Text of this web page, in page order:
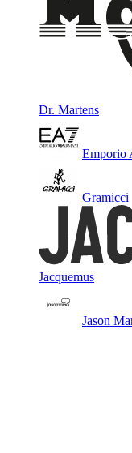
Dr. Martens
Emporio
Gramicci
Jacquemus
Jason